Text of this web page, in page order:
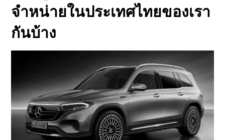
จำหน่ายในประเทศไทยของเรา
กันบ้าง